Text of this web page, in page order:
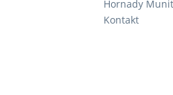
Hornady
Kontakt